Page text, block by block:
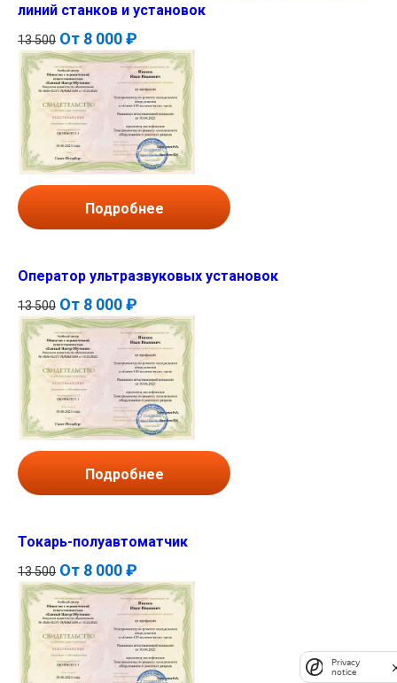
линий станков и установок
13 500 От 8 000 ₽
Подробнее
Оператор ультразвуковых установок
13 500 От 8 000 ₽
Подробнее
Токарь-полуавтоматчик
13 500 От 8 000 ₽
Privacy
notice